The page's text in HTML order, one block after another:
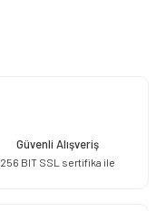
Güvenli Alışveriş
256 BIT SSL sertifika ile